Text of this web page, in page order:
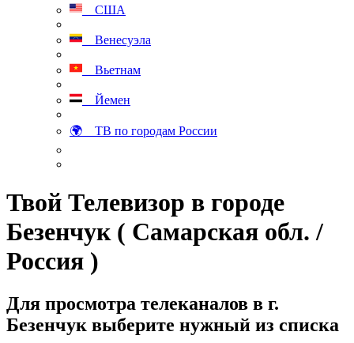
США
Венесуэла
Вьетнам
Йемен
🌍 ТВ по городам России
Твой Телевизор в городе
Безенчук ( Самарская обл. /
Россия )
Для просмотра телеканалов в г.
Безенчук выберите нужный из списка